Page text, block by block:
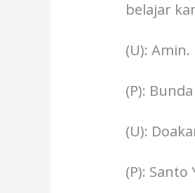
belajar
(U): Amin.
(P):
(U):
(P):